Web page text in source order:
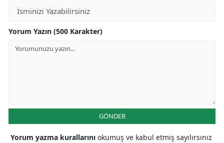
Yorum Yazın (500 Karakter)
GÖNDER
Yorum yazma kurallarını okumuş ve kabul etmiş sayılırsınız